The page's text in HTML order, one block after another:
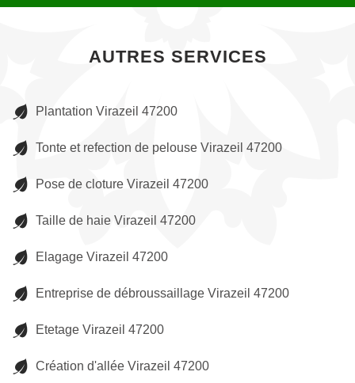
AUTRES SERVICES
Plantation Virazeil 47200
Tonte et refection de pelouse Virazeil 47200
Pose de cloture Virazeil 47200
Taille de haie Virazeil 47200
Elagage Virazeil 47200
Entreprise de débroussaillage Virazeil 47200
Etetage Virazeil 47200
Création d'allée Virazeil 47200